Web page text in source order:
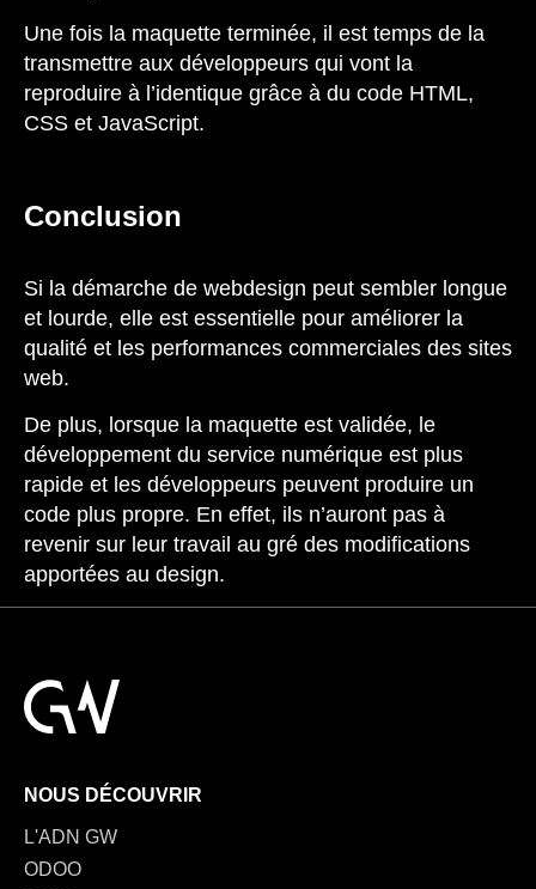
Une fois la maquette terminée, il est temps de la
transmettre aux développeurs qui vont la
reproduire à l’identique grâce à du code HTML,
CSS et JavaScript.
Conclusion
Si la démarche de webdesign peut sembler longue
et lourde, elle est essentielle pour améliorer la
qualité et les performances commerciales des sites
web.
De plus, lorsque la maquette est validée, le
développement du service numérique est plus
rapide et les développeurs peuvent produire un
code plus propre. En effet, ils n’auront pas à
revenir sur leur travail au gré des modifications
apportées au design.
NOUS DÉCOUVRIR
L'ADN GW
ODOO